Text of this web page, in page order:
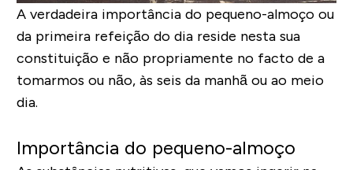
A verdadeira importância do pequeno-almoçoou
da primeira refeição do dia reside nesta sua
constituição e não propriamente no facto de a
tomarmos ou não, às seis da manhã ou ao meio
dia.
Importância do pequeno-almoço